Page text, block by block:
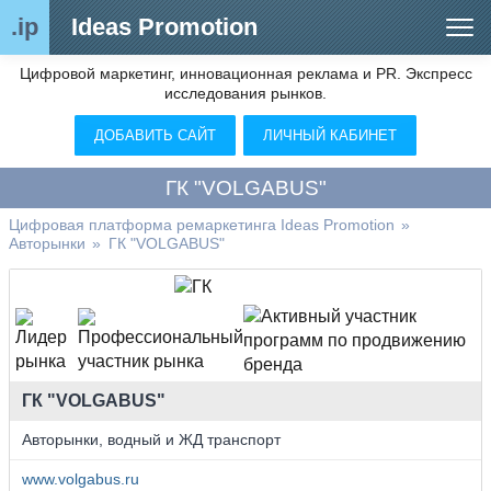
.ip Ideas Promotion
Сегменты рынка
Цифровой ремаркетинг (анализ рынка)
Видео
О нас
Цифровой маркетинг, инновационная реклама и PR. Экспресс
исследования рынков.
ДОБАВИТЬ САЙТ ЛИЧНЫЙ КАБИНЕТ
ГК "VOLGABUS"
Цифровая платформа ремаркетинга Ideas Promotion »
Авторынки » ГК "VOLGABUS"
ГК "VOLGABUS"
Авторынки, водный и ЖД транспорт
www.volgabus.ru